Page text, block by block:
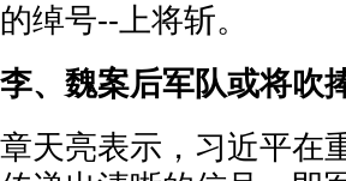
的绰号--上将斩。
李、魏案后军队或将吹
章天亮表示，习近平在